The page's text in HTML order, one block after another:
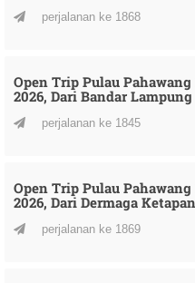
perjalanan ke 1868
Open Trip Pulau Pahawang
2026, Dari Bandar Lampung
perjalanan ke 1845
Open Trip Pulau Pahawang
2026, Dari Dermaga
perjalanan ke 1869